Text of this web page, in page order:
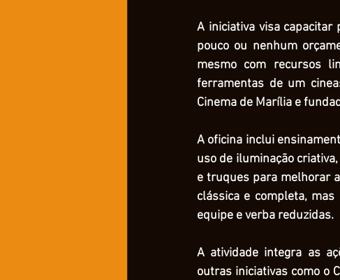
A iniciativa visa
pouco ou nenhum
mesmo com recursos
ferramentas de um
Cinema de Marília e
A oficina inclui
uso de iluminação
e truques para melhorar
clássica e completa,
equipe e verba reduzidas.
A atividade integra as
outras iniciativas como o